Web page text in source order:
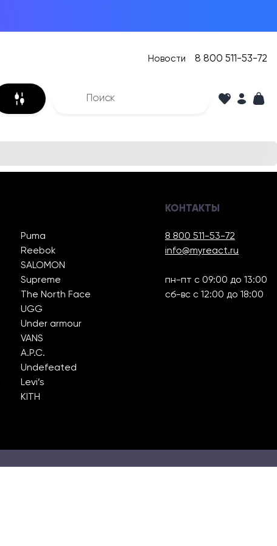
Новости 8 800 511-53-72
Puma
Reebok
SALOMON
Supreme
The North Face
UGG
Under armour
VANS
A.P.C.
Undefeated
Levi’s
KITH
КОНТАКТЫ
8 800 511-53-72
info@myreact.ru
пн-пт с 09:00 до 13:00
сб-вс с 12:00 до 18:00